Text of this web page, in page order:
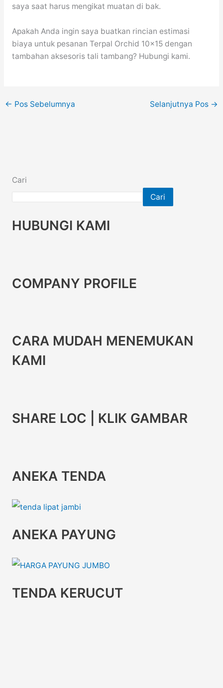
saya saat harus mengikat muatan di bak.
Apakah Anda ingin saya buatkan rincian estimasi
biaya untuk pesanan Terpal Orchid 10×15 dengan
tambahan aksesoris tali tambang? Hubungi kami.
← Pos Sebelumnya Selanjutnya Pos →
Cari
Cari
HUBUNGI KAMI
COMPANY PROFILE
CARA MUDAH MENEMUKAN
KAMI
SHARE LOC | KLIK GAMBAR
ANEKA TENDA
ANEKA PAYUNG
TENDA KERUCUT